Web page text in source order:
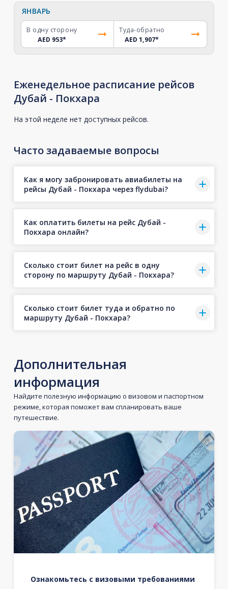
ЯНВАРЬ
В одну сторону
AED 953*
Туда-обратно
AED 1,907*
Еженедельное расписание рейсов
Дубай - Покхара
На этой неделе нет доступных рейсов.
Часто задаваемые вопросы
Как я могу забронировать авиабилеты на
рейсы Дубай - Покхара через flydubai?
Как оплатить билеты на рейс Дубай -
Покхара онлайн?
Сколько стоит билет на рейс в одну
сторону по маршруту Дубай - Покхара?
Сколько стоит билет туда и обратно по
маршруту Дубай - Покхара?
Дополнительная
информация
Найдите полезную информацию о визовом и паспортном
режиме, которая поможет вам спланировать ваше
путешествие.
Ознакомьтесь с визовыми требованиями